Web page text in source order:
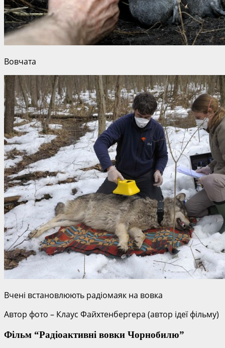
Вовчата
Вчені встановлюють радіомаяк на вовка
Автор фото – Клаус Файхтенбергера (автор ідеї фільму)
Фільм “Радіоактивні вовки Чорнобилю”